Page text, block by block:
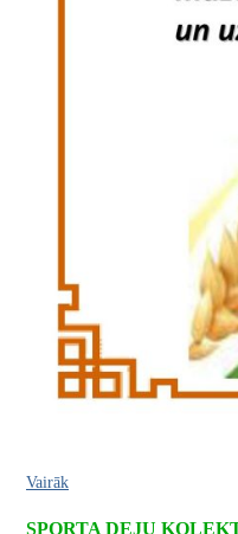
Vairāk
SPORTA DEJU